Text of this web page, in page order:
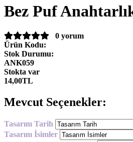
Bez Puf
0 yorum
Ürün Kodu:
Stok Durumu:
ANK059
Stokta var
14,00TL
Mevcut Seçenekler:
Tasarım Tarih
Tasarım İsimler